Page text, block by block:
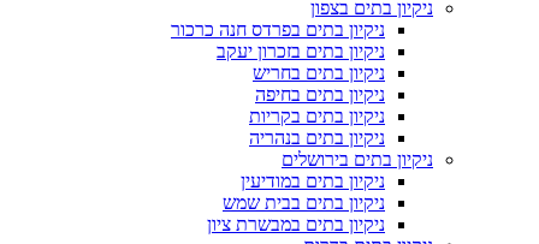
ניקיון בתים בצפון
ניקיון בתים בפרדס חנה כרכור
ניקיון בתים בזכרון יעקב
ניקיון בתים בחריש
ניקיון בתים בחיפה
ניקיון בתים בקריות
ניקיון בתים בנהריה
ניקיון בתים בירושלים
ניקיון בתים במודיעין
ניקיון בתים בבית שמש
ניקיון בתים במבשרת ציון